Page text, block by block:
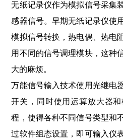
无纸记录仪作为模拟信号采集
感器信号。早期无纸记录仪使
模拟信号转换，热电偶、热电
用不同的信号调理模块，这种
大的麻烦。
万能信号输入技术使用光继电
开关，同时使用运算放大器
程，使得各种不同信号类型和
过软件组态设置，即可输入仪